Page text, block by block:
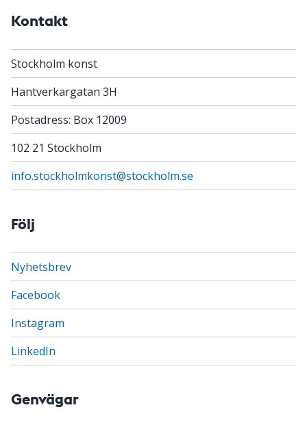
Kontakt
Stockholm konst
Hantverkargatan 3H
Postadress: Box 12009
102 21 Stockholm
info.stockholmkonst@stockholm.se
Följ
Nyhetsbrev
Facebook
Instagram
LinkedIn
Genvägar